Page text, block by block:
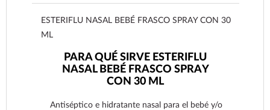
ESTERIFLU NASAL BEBÉ FRASCO SPRAY CON 30
ML
PARA QUÉ SIRVE ESTERIFLU
NASAL BEBÉ FRASCO SPRAY
CON 30 ML
Antiséptico e hidratante nasal para el bebé y/o